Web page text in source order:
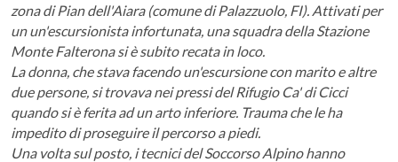
zona di Pian dell'Aiara (comune di Palazzuolo, FI). Attivati per
un un'escursionista infortunata, una squadra della Stazione
Monte Falterona si è subito recata in loco.
La donna, che stava facendo un'escursione con marito e altre
due persone, si trovava nei pressi del Rifugio Ca' di Cicci
quando si è ferita ad un arto inferiore. Trauma che le ha
impedito di proseguire il percorso a piedi.
Una volta sul posto, i tecnici del Soccorso Alpino hanno